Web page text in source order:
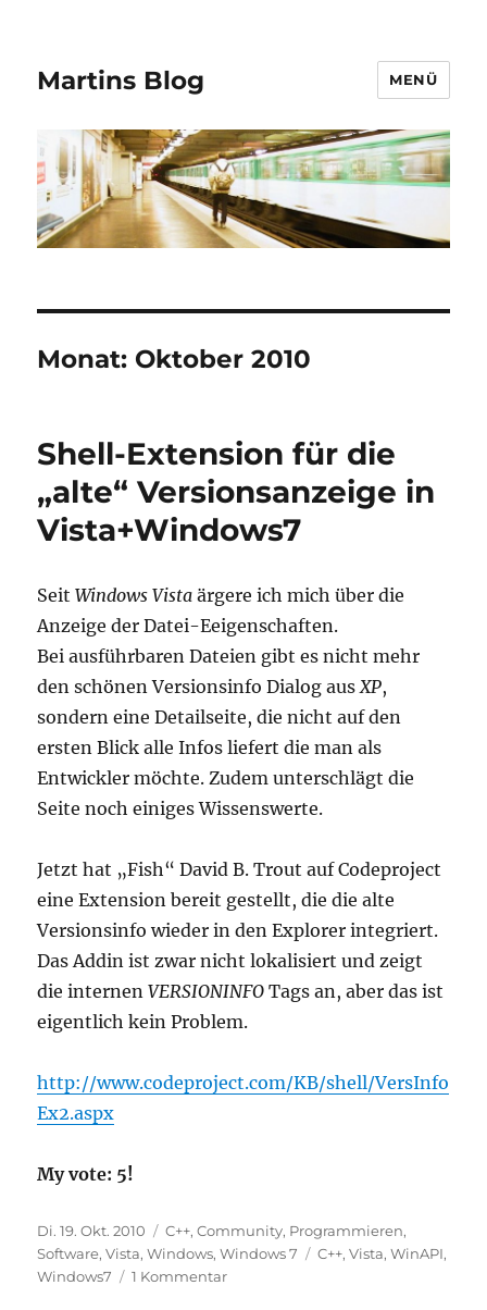
Martins Blog MENÜ
Monat: Oktober 2010
Shell-Extension für die
„alte“ Versionsanzeige in
Vista+Windows7
SeitWindows Vistaärgere ich mich über die
Anzeige der Datei-Eeigenschaften.
Bei ausführbaren Dateien gibt es nicht mehr
den schönen Versionsinfo Dialog ausXP,
sondern eine Detailseite, die nicht auf den
ersten Blick alle Infos liefert die man als
Entwickler möchte. Zudem unterschlägt die
Seite noch einiges Wissenswerte.
Jetzt hat „Fish“ David B. Trout auf Codeproject
eine Extension bereit gestellt, die die alte
Versionsinfo wieder in den Explorer integriert.
Das Addin ist zwar nicht lokalisiert und zeigt
die internenVERSIONINFO Tags an, aber das ist
eigentlich kein Problem.
http://www.codeproject.com/KB/shell/VersInfo
Ex2.aspx
My vote: 5!
Veröffentlicht
am
Di. 19. Okt. 2010 Kategorien
C++,Community, Programmieren,
Software,Vista,Windows,Windows 7 Schlagwörter
C++,Vista,WinAPI,
Windows7
1 Kommentarzu